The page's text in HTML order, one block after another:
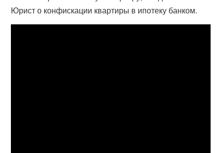
Юрист о конфискации квартиры в ипотеку банком.